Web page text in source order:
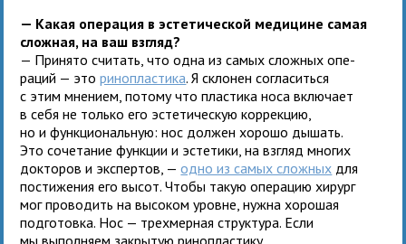
— Какая опе­ра­ция в эсте­ти­че­ской меди­цине самая
слож­ная, на ваш взгляд?
— Принято счи­тать, что одна из самых слож­ных опе­
ра­ций — эторино­пла­стика. Я скло­нен согла­ситься
с этим мне­нием, потому что пла­стика носа вклю­чает
в себя не только его эсте­ти­че­скую кор­рек­цию,
но и функ­цио­наль­ную: нос дол­жен хорошо дышать.
Это соче­та­ние функ­ции и эсте­тики, на взгляд мно­гих
док­то­ров и экс­пер­тов, —одно из самых слож­ных для
пости­же­ния его высот. Чтобы такую опе­ра­цию хирург
мог про­во­дить на высо­ком уровне, нужна хоро­шая
под­го­товка. Нос — трех­мер­ная струк­тура. Если
мы выпол­няем закры­тую рино­пла­стику,